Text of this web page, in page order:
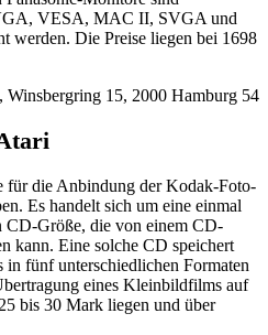
VESA, MAC II, SVGA und
werden. Die Preise liegen bei 1698
Winsbergring 15, 2000 Hamburg 54
für die Anbindung der Kodak-Foto-
Es handelt sich um eine einmal
CD-Größe, die von einem CD-
kann. Eine solche CD speichert
fünf unterschiedlichen Formaten
eines Kleinbildfilms auf
bis 30 Mark liegen und über